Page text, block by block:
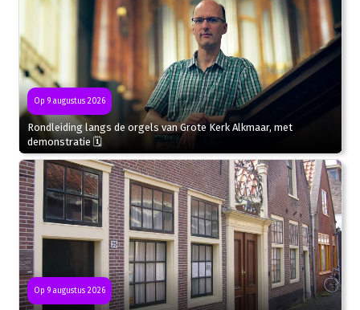
Op 9 augustus 2026
Rondleiding langs de orgels van Grote Kerk Alkmaar, met
demonstratie 🗓
Op 9 augustus 2026